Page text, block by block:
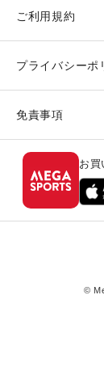
ご利用規約
プライバシーポ
免責事項
お買
©